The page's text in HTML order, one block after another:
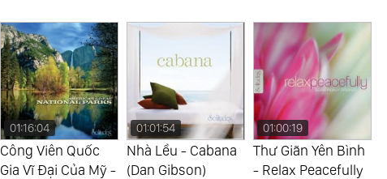
01:01:54
Nhà Lều - Cabana
(Dan Gibson)
01:00:19
Thư Giãn Yên Bình
- Relax Peacefully
01:07:18
Trẻ Hóa Tự Nhiên -
Rejuvenate